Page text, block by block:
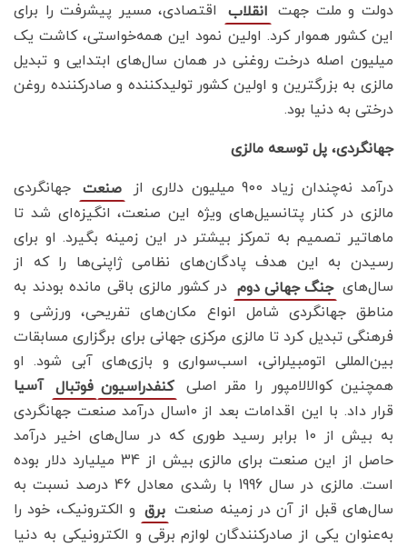
دولت و ملت جهت انقلاب
اقتصادی، مسیر پیشرفت را برای
این کشور هموار کرد. اولین نمود این همه‌خواستی، کاشت یک
میلیون اصله درخت روغنی در همان سال‌های ابتدایی و تبدیل
مالزی به بزرگترین و اولین کشور تولیدکننده و صادر‌کننده روغن
درختی به دنیا بود.
جهانگردی، پل توسعه مالزی
درآمد نه‌چندان زیاد 900 میلیون دلاری از
صنعت جهانگردی
مالزی در کنار پتانسیل‌های ویژه این صنعت، انگیزه‌ای شد تا
ماهاتیر تصمیم به تمرکز بیشتر در این زمینه بگیرد. او برای
رسیدن به این هدف پادگان‌های نظامی ژاپنی‌ها را که از
سال‌های جنگ جهانی دوم در کشور مالزی باقی مانده بودند به
مناطق جهانگردی شامل انواع مکان‌های تفریحی، ورزشی و
فرهنگی تبدیل کرد تا مالزی مرکزی جهانی برای برگزاری مسابقات
بین‌المللی اتومبیلرانی، اسب‌سواری و بازی‌های آبی شود. او
همچنین کوالالامپور را مقر اصلی
کنفدراسیون فوتبال آسیا
قرار داد. با این اقدامات بعد از 10سال درآمد صنعت جهانگردی
به بیش از 10 برابر رسید طوری که در سال‌های اخیر درآمد
حاصل از این صنعت برای مالزی بیش از 34 میلیارد دلار بوده
است. مالزی در سال 1996 با رشدی معادل 46 درصد نسبت به
سال‌های قبل از آن در زمینه صنعت برق و الکترونیک، خود را
به‌عنوان یکی از صادرکنندگان لوازم برقی و الکترونیکی به دنیا